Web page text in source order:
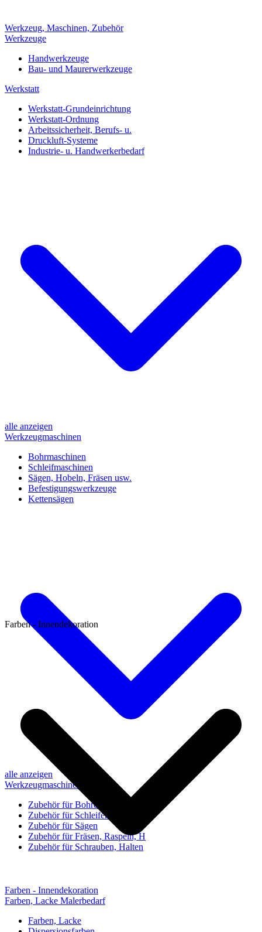
Werkzeug, Maschinen, Zubehör
Werkzeuge
Handwerkzeuge
Bau- und Maurerwerkzeuge
Werkstatt
Werkstatt-Grundeinrichtung
Werkstatt-Ordnung
Arbeitssicherheit, Berufs- u.
Druckluft-Systeme
Industrie- u. Handwerkerbedarf
alle anzeigen
Werkzeugmaschinen
Bohrmaschinen
Schleifmaschinen
Sägen, Hobeln, Fräsen usw.
Befestigungswerkzeuge
Kettensägen
alle anzeigen
Werkzeugmaschinen-Zubehör
Zubehör für Bohren, Bohrhilfen
Zubehör für Schleifen, Poliere
Zubehör für Sägen
Zubehör für Fräsen, Raspeln, H
Zubehör für Schrauben, Halten
Farben - Innendekoration
Farben - Innendekoration
Farben, Lacke Malerbedarf
Farben, Lacke